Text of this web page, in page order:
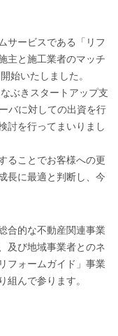
サービスである「リフ
主と施工業者のマッチ
始いたしました。
ぶきスタートアップ支
バに対しての出資を行
討を行ってまいりまし
ることでお客様への更
長に最適と判断し、今
合的な不動産関連事業
及び地域事業者とのネ
フォームガイド」事業
組んで参ります。